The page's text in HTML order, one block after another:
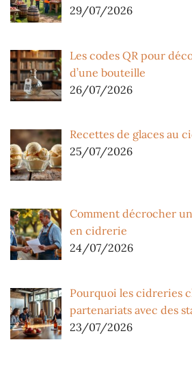
29/07/2026
Les codes QR pour
d’une bouteille
26/07/2026
Recettes de glaces au
25/07/2026
Comment décrocher
en cidrerie
24/07/2026
Pourquoi les cidreries
partenariats avec des
23/07/2026